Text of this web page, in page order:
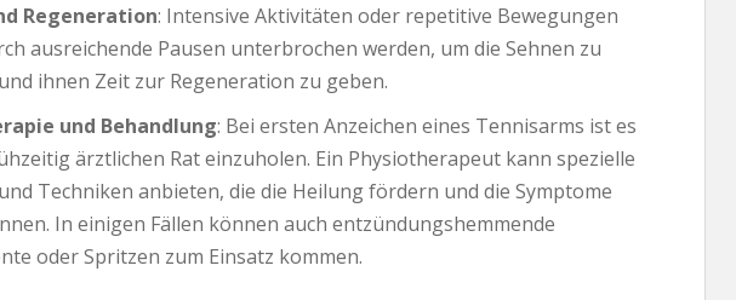
Regeneration: Intensive Aktivitäten oder repetitive Bewegungen
ausreichende Pausen unterbrochen werden, um die Sehnen zu
ihnen Zeit zur Regeneration zu geben.
und Behandlung: Bei ersten Anzeichen eines Tennisarms ist es
ärztlichen Rat einzuholen. Ein Physiotherapeut kann spezielle
Techniken anbieten, die die Heilung fördern und die Symptome
In einigen Fällen können auch entzündungshemmende
oder Spritzen zum Einsatz kommen.